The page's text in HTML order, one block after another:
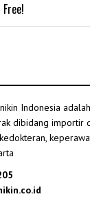
Free!
Indonesia
dibidang importir